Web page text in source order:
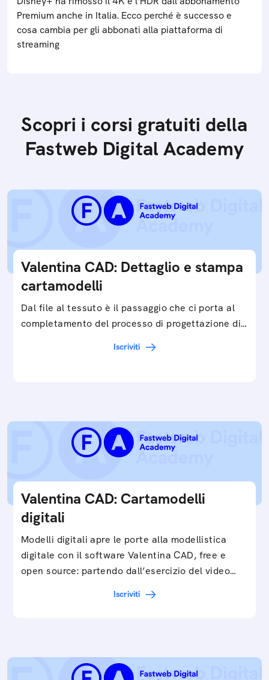
Premium anche in Italia. Ecco perché è successo e
cosa cambia per gli abbonati alla piattaforma di
streaming
Scopri i corsi gratuiti della
Fastweb Digital Academy
Valentina CAD: Dettaglio e stampa
cartamodelli
Dal file al tessuto è il passaggio che ci porta al
completamento del processo di progettazione di
Iscriviti
Valentina CAD: Cartamodelli
digitali
Modelli digitali apre le porte alla modellistica
digitale con il software Valentina CAD, free e
open source: partendo dall’esercizio del video…
Iscriviti